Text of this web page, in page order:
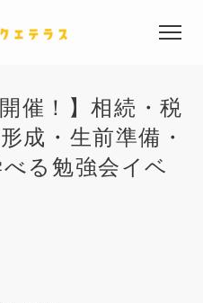
催！】相続・税
成・生前準備・
る勉強会イベ